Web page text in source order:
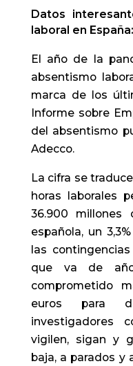
Datos
laboral en España:
El año de la
absentismo
marca de los
Informe sobre
del absentismo
Adecco.
La cifra se
horas laborales
36.900 millones
española, un
las
que va de
comprometido
euros para
investigadores
vigilen, sigan y
baja, a parados y